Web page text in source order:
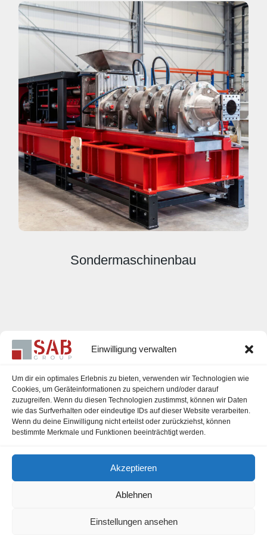
Einwilligung verwalten
Um dir ein optimales Erlebnis zu bieten, verwenden wir Technologien wie
Cookies, um Geräteinformationen zu speichern und/oder darauf
zuzugreifen. Wenn du diesen Technologien zustimmst, können wir Daten
wie das Surfverhalten oder eindeutige IDs auf dieser Website verarbeiten.
Wenn du deine Einwilligung nicht erteilst oder zurückziehst, können
bestimmte Merkmale und Funktionen beeinträchtigt werden.
Akzeptieren
Ablehnen
Einstellungen ansehen
Sondermaschinenbau
Karriere
Impressum
Datenschutzerklärung
Cookie-Richtlinie (EU)
office@sab-group.com